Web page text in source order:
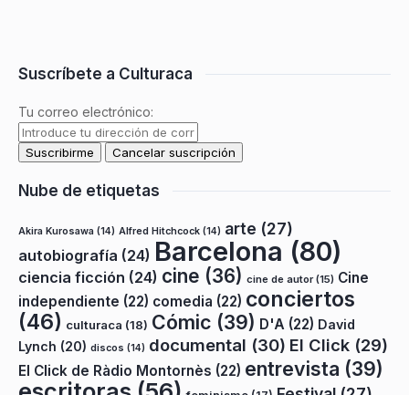
Suscríbete a Culturaca
Tu correo electrónico:
Nube de etiquetas
Akira Kurosawa (14) Alfred Hitchcock (14) arte (27)
autobiografía (24) Barcelona (80)
ciencia ficción (24) cine (36) cine de autor(15) Cine
independiente (22) comedia (22) conciertos
(46) culturaca (18) Cómic (39) D'A (22) David
Lynch (20) discos (14) documental (30) El Click (29)
El Click de Ràdio Montornès (22) entrevista (39)